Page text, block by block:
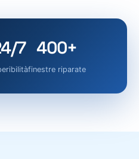
7 400+
finestre riparate